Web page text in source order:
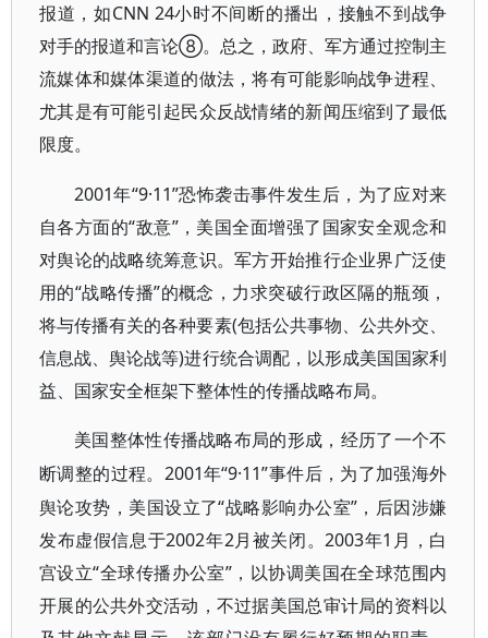
报道，如CNN 24小时不间断的播出，接触不到战争
对手的报道和言论⑧。总之，政府、军方通过控制主
流媒体和媒体渠道的做法，将有可能影响战争进程、
尤其是有可能引起民众反战情绪的新闻压缩到了最低
限度。
2001年“9·11”恐怖袭击事件发生后，为了应对来
自各方面的“敌意”，美国全面增强了国家安全观念和
对舆论的战略统筹意识。军方开始推行企业界广泛使
用的“战略传播”的概念，力求突破行政区隔的瓶颈，
将与传播有关的各种要素(包括公共事物、公共外交、
信息战、舆论战等)进行统合调配，以形成美国国家利
益、国家安全框架下整体性的传播战略布局。
美国整体性传播战略布局的形成，经历了一个不
断调整的过程。 2001年“9·11”事件后，为了加强海外
舆论攻势，美国设立了“战略影响办公室”，后因涉嫌
发布虚假信息于2002年2月被关闭。2003年1月，白
宫设立“全球传播办公室”，以协调美国在全球范围内
开展的公共外交活动，不过据美国总审计局的资料以